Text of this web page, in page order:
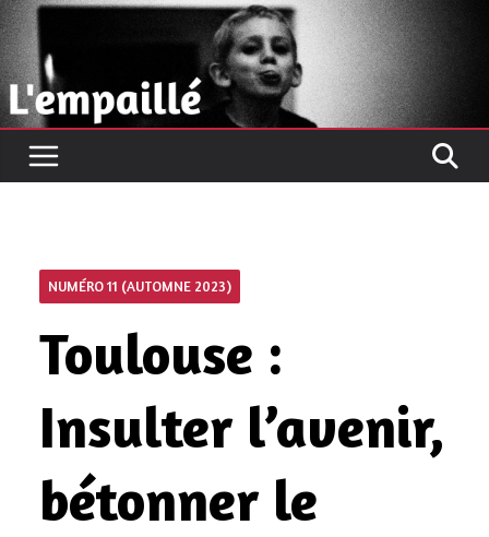
Passer
au
contenu
NUMÉRO 11 (AUTOMNE 2023)
Toulouse :
Insulter l’avenir,
bétonner le